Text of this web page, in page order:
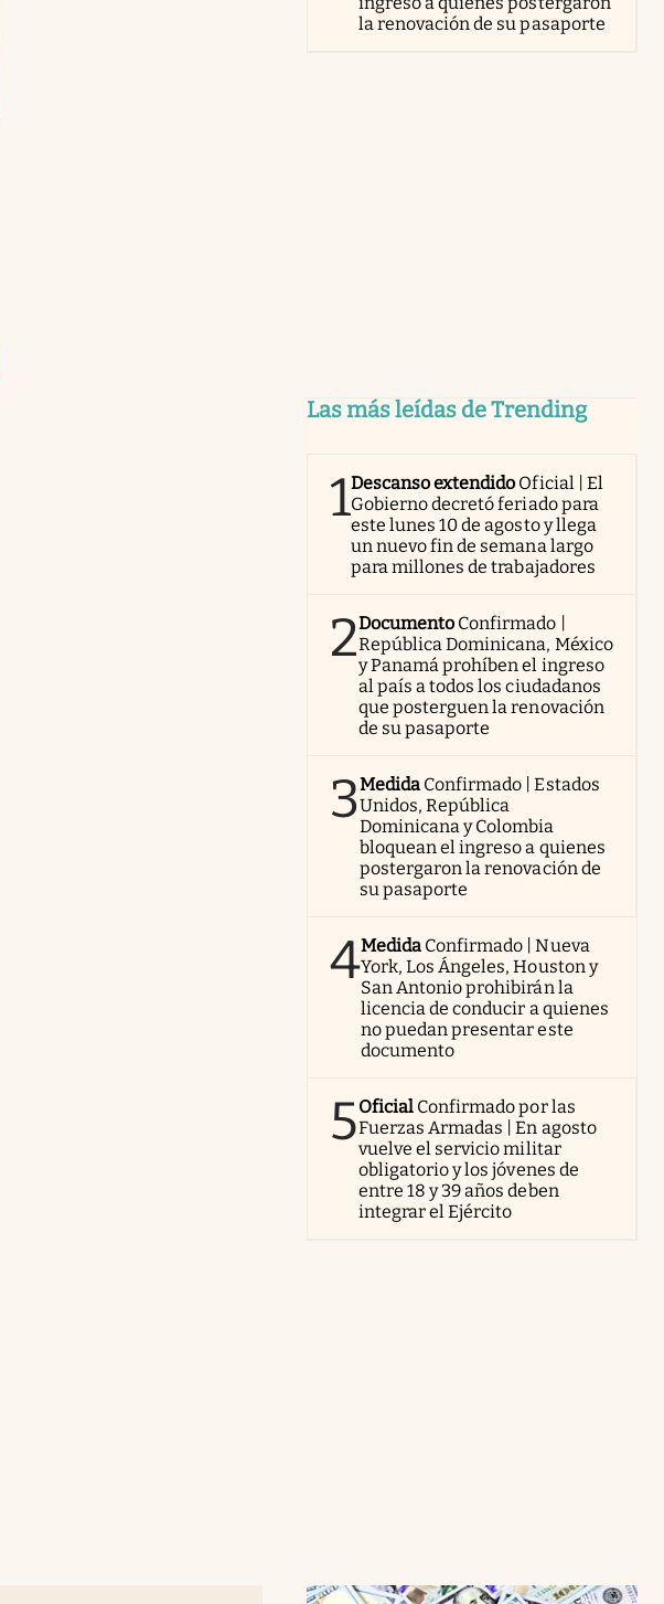
la renovación de su pasaporte
Las más leídas de Trending
1Descanso extendido Oficial | El
Gobierno decretó feriado para
este lunes 10 de agosto y llega
un nuevo fin de semana largo
para millones de trabajadores
2Documento Confirmado |
República Dominicana, México
y Panamá prohíben el ingreso
al país a todos los ciudadanos
que posterguen la renovación
de su pasaporte
3Medida Confirmado | Estados
Unidos, República
Dominicana y Colombia
bloquean el ingreso a quienes
postergaron la renovación de
su pasaporte
4Medida Confirmado | Nueva
York, Los Ángeles, Houston y
San Antonio prohibirán la
licencia de conducir a quienes
no puedan presentar este
documento
5Oficial Confirmado por las
Fuerzas Armadas | En agosto
vuelve el servicio militar
obligatorio y los jóvenes de
entre 18 y 39 años deben
integrar el Ejército